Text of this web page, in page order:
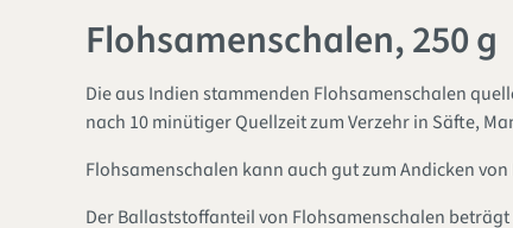
Flohsamenschalen, 250 g
Die aus Indien stammenden Flohsamenschalen
nach 10 minütiger Quellzeit zum Verzehr in Säfte,
Flohsamenschalen kann auch gut zum Andicken
Der Ballaststoffanteil von Flohsamenschalen beträgt